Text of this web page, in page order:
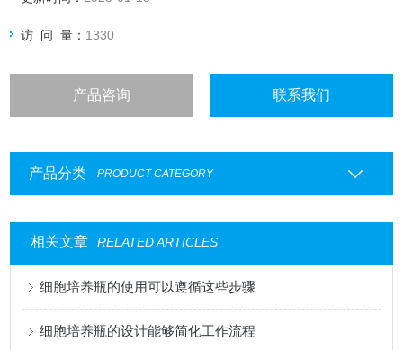
访 问 量： 1330
产品咨询 联系我们
产品分类 PRODUCT CATEGORY
相关文章 RELATED ARTICLES
细胞培养瓶的使用可以遵循这些步骤
细胞培养瓶的设计能够简化工作流程